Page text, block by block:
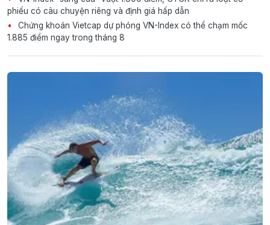
phiếu có câu chuyện riêng và định giá hấp dẫn
Chứng khoán Vietcap dự phóng VN-Index có thể chạm mốc
1.885 điểm ngay trong tháng 8